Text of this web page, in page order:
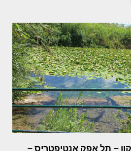
– תל אפק אנטיפטריס –